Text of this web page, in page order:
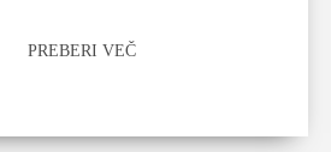
PREBERI VEČ